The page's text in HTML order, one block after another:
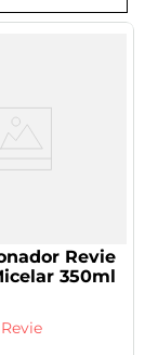
Revie
350ml
Revie